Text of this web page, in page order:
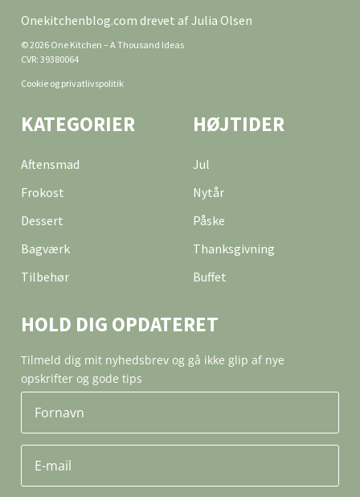
Onekitchenblog.com drevet af Julia Olsen
© 2026 One Kitchen – A Thousand Ideas
CVR: 39380064
Cookie og privatlivspolitik
KATEGORIER
Aftensmad
Frokost
Dessert
Bagværk
Tilbehør
HØJTIDER
Jul
Nytår
Påske
Thanksgivning
Buffet
HOLD DIG OPDATERET
Tilmeld dig mit nyhedsbrev og gå ikke glip af nye
opskrifter og gode tips